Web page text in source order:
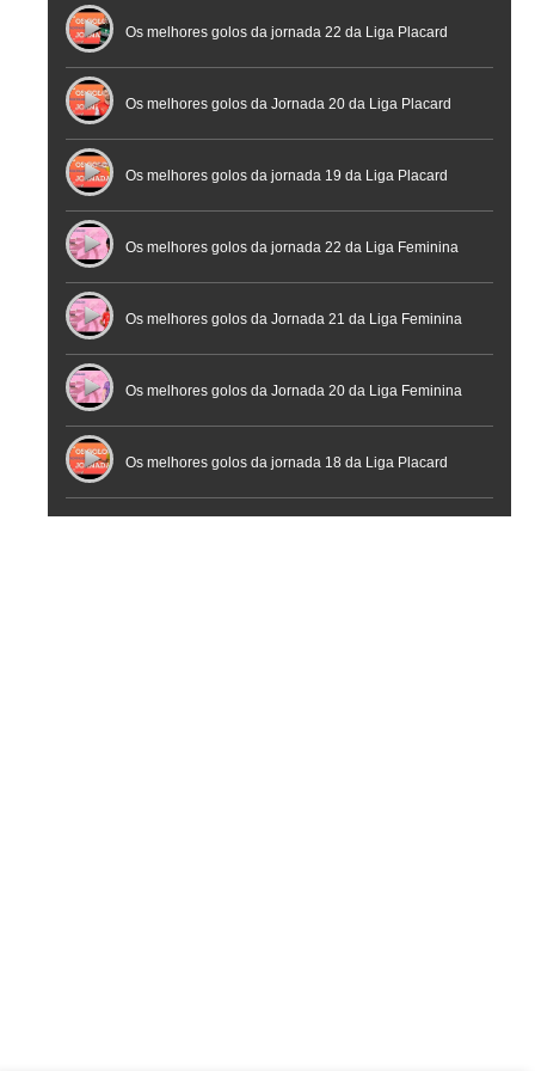
Futebol
Futsal | Documentário
Os melhores golos da jornada 22 da Liga Placard
Os melhores golos da Jornada 20 da Liga Placard
Futsal
Os melhores golos da jornada 19 da Liga Placard
Os melhores golos da jornada 22 da Liga Feminina
Placard
Os melhores golos da Jornada 21 da Liga Feminina
Placard
Os melhores golos da Jornada 20 da Liga Feminina
Placard
Os melhores golos da jornada 18 da Liga Placard